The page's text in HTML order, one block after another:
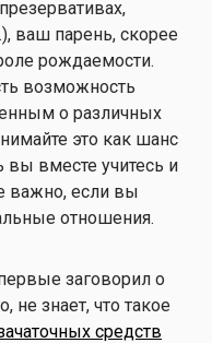
ваш парень, скорее
рождаемости.
возможность
о различных
это как шанс
вы вместе учитесь и
важно, если вы
отношения.
заговорил о
не знает, что такое
средств